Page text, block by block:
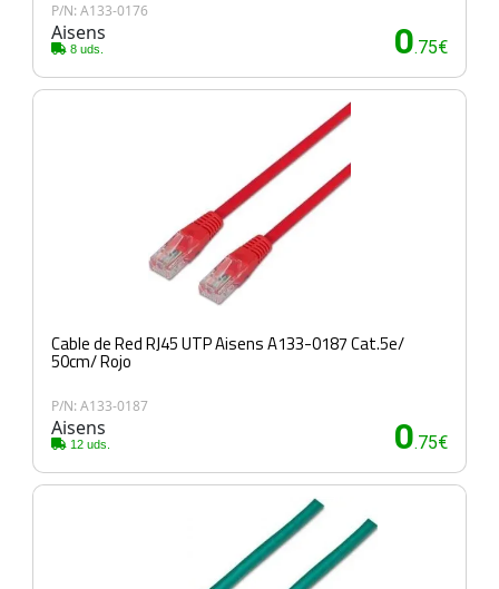
P/N: A133-0176
Aisens
8 uds. 0.75€
Cable de Red RJ45 UTP Aisens A133-0187 Cat.5e/
50cm/ Rojo
P/N: A133-0187
Aisens
12 uds. 0.75€